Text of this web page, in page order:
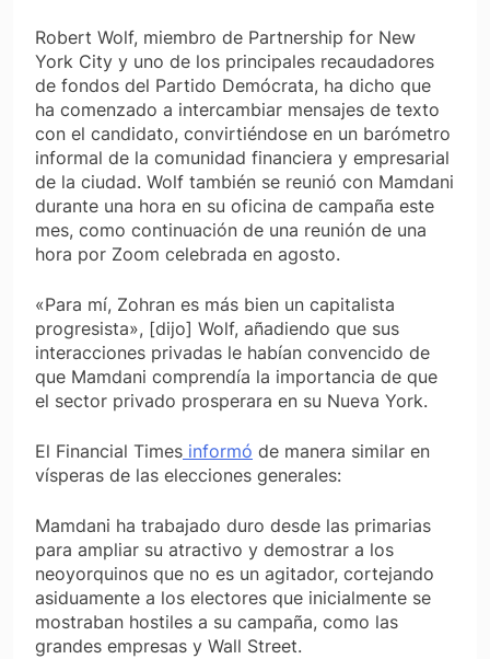
Robert Wolf, miembro de Partnership for New
York City y uno de los principales recaudadores
de fondos del Partido Demócrata, ha dicho que
ha comenzado a intercambiar mensajes de texto
con el candidato, convirtiéndose en un barómetro
informal de la comunidad financiera y empresarial
de la ciudad. Wolf también se reunió con Mamdani
durante una hora en su oficina de campaña este
mes, como continuación de una reunión de una
hora por Zoom celebrada en agosto.
«Para mí, Zohran es más bien un capitalista
progresista», [dijo] Wolf, añadiendo que sus
interacciones privadas le habían convencido de
que Mamdani comprendía la importancia de que
el sector privado prosperara en su Nueva York.
El Financial Times informó de manera similar en
vísperas de las elecciones generales:
Mamdani ha trabajado duro desde las primarias
para ampliar su atractivo y demostrar a los
neoyorquinos que no es un agitador, cortejando
asiduamente a los electores que inicialmente se
mostraban hostiles a su campaña, como las
grandes empresas y Wall Street.